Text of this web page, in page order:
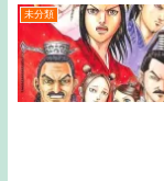
未分類